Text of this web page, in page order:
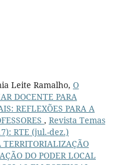
Leite Ramalho, O
DOCENTE PARA
REFLEXÕES PARA A
, Revista Temas
RTE (jul.-dez.)
TERRITORIALIZAÇÃO
DO PODER LOCAL